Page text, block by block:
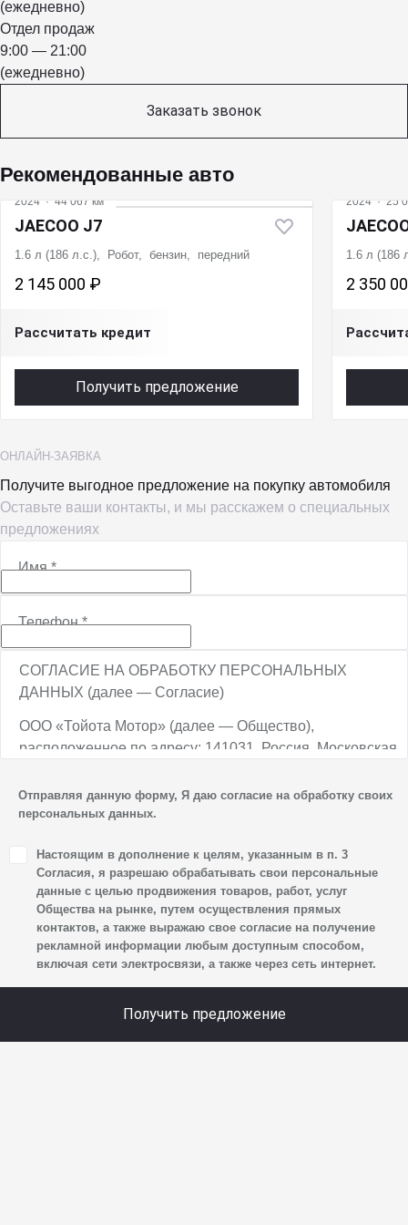
(ежедневно)
Отдел продаж
9:00 — 21:00
(ежедневно)
Заказать звонок
Рекомендованные авто
2024 · 44 067 км
JAECOO J7
1.6 л (186 л.с.), Робот, бензин, передний
2 145 000 ₽
Рассчитать кредит
Получить предложение
2024 · 25
1.6 л (186
2 350
ОНЛАЙН-ЗАЯВКА
Получите выгодное предложение на покупку автомобиля
Оставьте ваши контакты, и мы расскажем о специальных
предложениях
Имя*
Телефон*
СОГЛАСИЕ НА ОБРАБОТКУ ПЕРСОНАЛЬНЫХ
ДАННЫХ (далее — Согласие)
ООО «Тойота Мотор» (далее — Общество),
расположенное по адресу: 141031, Россия, Московская
ТПЗ «Алтуфьево», вл. 5, стр. 1, является оператором
персональных данных.
1. Настоящим я даю согласие Обществу на обработку
своих персональных данных, а именно: имени, отчества,
фамилии, контактных данных (включая номер телефона
и адрес электронной почты), адреса, сведений
о впечатлениях, интересах, предпочтениях
к автомобилю(-ям) и товарам/услугам, IP-адреса,
сайта, уникального идентификатора посетителя сайта,
предпочтительного времени и способа для контакта,
Отправляя данную форму, Я даю согласие на обработку своих
персональных данных.
Настоящим в дополнение к целям, указанным в п. 3
Согласия, я разрешаю обрабатывать свои персональные
данные с целью продвижения товаров, работ, услуг
Общества на рынке, путем осуществления прямых
контактов, а также выражаю свое согласие на получение
рекламной информации любым доступным способом,
включая сети электросвязи, а также через сеть интернет.
Получить предложение